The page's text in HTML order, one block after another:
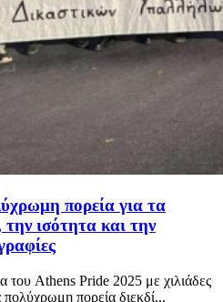
πορεία για τα
ισότητα και την
του Athens Pride 2025 με χιλιάδες
πορεία διεκδί...